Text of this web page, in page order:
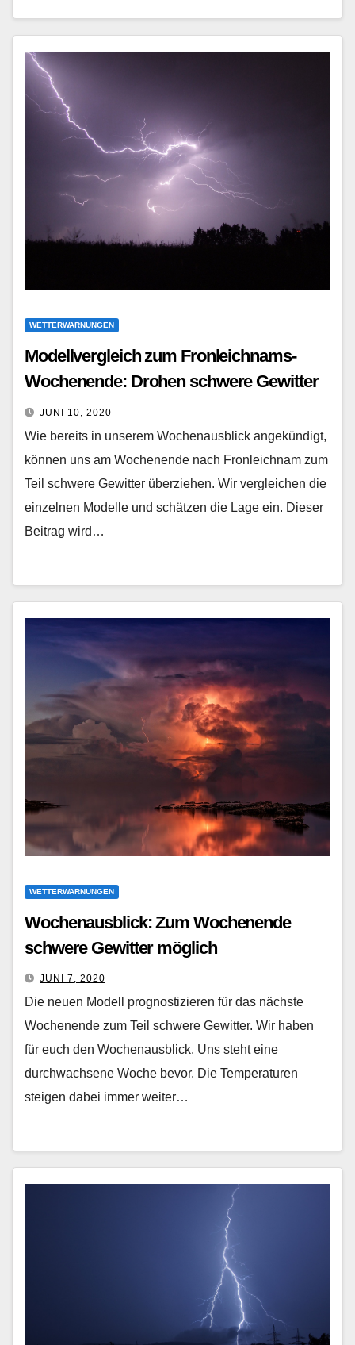
WETTERWARNUNGEN
Modellvergleich zum Fronleichnams-
Wochenende: Drohen schwere Gewitter
in NRW?
JUNI 10, 2020
Wie bereits in unserem Wochenausblick angekündigt,
können uns am Wochenende nach Fronleichnam zum
Teil schwere Gewitter überziehen. Wir vergleichen die
einzelnen Modelle und schätzen die Lage ein. Dieser
Beitrag wird…
WETTERWARNUNGEN
Wochenausblick: Zum Wochenende
schwere Gewitter möglich
JUNI 7, 2020
Die neuen Modell prognostizieren für das nächste
Wochenende zum Teil schwere Gewitter. Wir haben
für euch den Wochenausblick. Uns steht eine
durchwachsene Woche bevor. Die Temperaturen
steigen dabei immer weiter…